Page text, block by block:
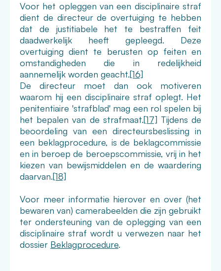
Voor het opleggen van een disciplinaire straf
dient de directeur de overtuiging te hebben
dat de justitiabele het te bestraffen feit
daadwerkelijk heeft gepleegd. Deze
overtuiging dient te berusten op feiten en
omstandigheden die in redelijkheid
aannemelijk worden geacht.[16]
De directeur moet dan ook motiveren
waarom hij een disciplinaire straf oplegt. Het
penitentiaire 'strafblad' mag een rol spelen bij
het bepalen van de strafmaat.[17] Tijdens de
beoordeling van een directeursbeslissing in
een beklagprocedure, is de beklagcommissie
en in beroep de beroepscommissie, vrij in het
kiezen van bewijsmiddelen en de waardering
daarvan.[18]
Voor meer informatie hierover en over (het
bewaren van) camerabeelden die zijn gebruikt
ter ondersteuning van de oplegging van een
disciplinaire straf wordt u verwezen naar het
dossier Beklagprocedure.